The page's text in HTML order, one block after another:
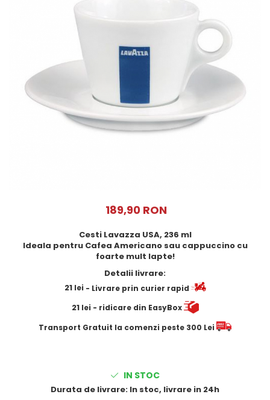
Nespresso Professional
Cafissimo
Tassimo
Cafea macinata
189,90 RON
Cesti Lavazza USA, 236 ml
Ideala pentru Cafea Americano sau cappuccino cu
foarte mult lapte!
Detalii livrare:
21lei - Livrare prin curier rapid
21lei - ridicare din EasyBox
​​​​​​Transport Gratuit la comenzi peste 300 Lei
IN STOC
Durata de livrare: In stoc, livrare in 24h